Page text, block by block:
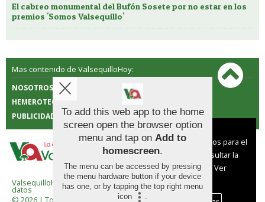
El cabreo monumental del Bufón Sosete por no estar en los
premios 'Somos Valsequillo'
Mas contenido de ValsequilloHoy:
NOSOTROS
CONTACTO
HEMEROTECA
POLÍTICA DE COOKIES
PUBLICIDAD
ValsequilloHoy |Términos de uso|Protección de
datos
© 2026 | Todos los derechos reservados
To add this web app to the home
screen open the browser option
menu and tap on Add to
homescreen.
The menu can be accessed by pressing
the menu hardware button if your device
has one, or by tapping the top right menu
icon
.
Aviso sobre el Uso de cookies:
Utilizamos cookies nuestras y de terceros para el
funcionamiento del digital. Puedes consultar la
lista de cookies y como desconectarlas.
Ver
nuestra Política de Privacidad y Cookies